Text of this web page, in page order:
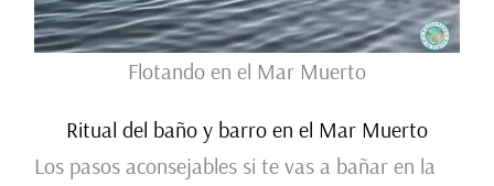
Flotando en el Mar Muerto
Ritual del baño y barro en el Mar Muerto
Los pasos aconsejables si te vas a bañar en la